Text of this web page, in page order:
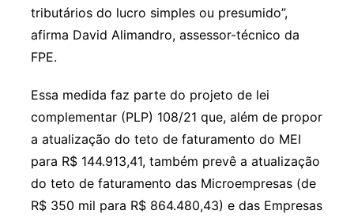
tributários do lucro simples ou presumido”,
afirma David Alimandro, assessor-técnico da
FPE.
Essa medida faz parte do projeto de lei
complementar (PLP) 108/21 que, além de propor
a atualização do teto de faturamento do MEI
para R$ 144.913,41, também prevê a atualização
do teto de faturamento das Microempresas (de
R$ 350 mil para R$ 864.480,43) e das Empresas